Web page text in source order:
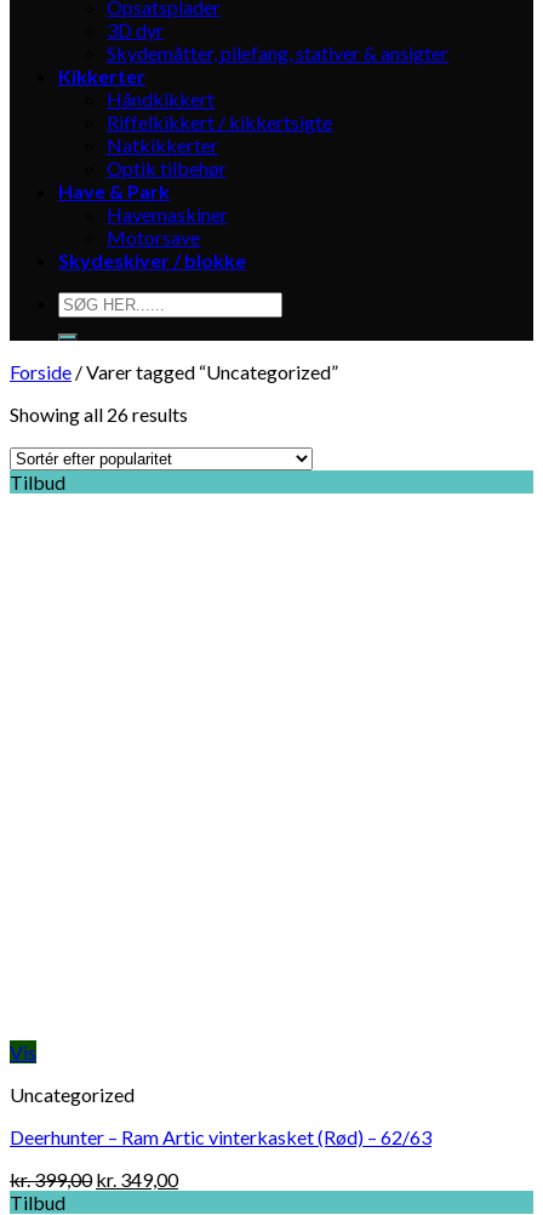
Opsatsplader
3D dyr
Skydemåtter, pilefang, stativer & ansigter
Kikkerter
Håndkikkert
Riffelkikkert / kikkertsigte
Natkikkerter
Optik tilbehør
Have & Park
Havemaskiner
Motorsave
Skydeskiver / blokke
Søg
efter:
Forside /Varer tagged “Uncategorized”
Showing all 26 results
Tilbud
Vis
Uncategorized
Deerhunter – Ram Artic vinterkasket (Rød) – 62/63
kr.399,00 Original
kr. 349,00Current
Tilbud